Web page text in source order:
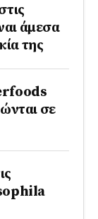
άμεσα
της
σε